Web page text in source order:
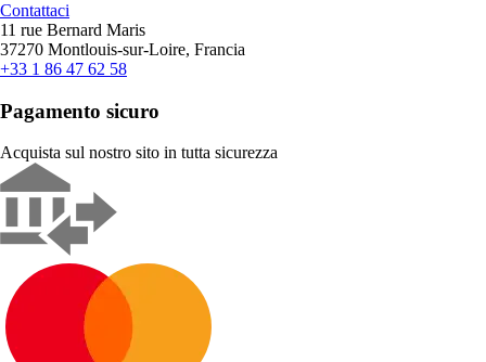
Contattaci
11 rue Bernard Maris
37270 Montlouis-sur-Loire, Francia
+33 1 86 47 62 58
Pagamento sicuro
Acquista sul nostro sito in tutta sicurezza